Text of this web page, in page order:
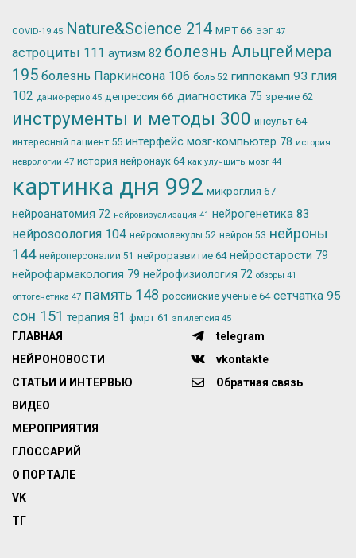
COVID-19 45 Nature&Science 214 МРТ66 ЭЭГ 47
астроциты 111 аутизм 82 болезнь Альцгеймера
195 болезнь Паркинсона 106 боль 52 гиппокамп 93 глия
102 данио-рерио 45 депрессия 66 диагностика 75 зрение 62
инструменты и методы 300 инсульт 64
интересный пациент 55 интерфейс мозг-компьютер 78 история
неврологии 47 история нейронаук 64 как улучшить мозг 44
картинка дня 992 микроглия 67
нейроанатомия 72 нейровизуализация 41 нейрогенетика 83
нейрозоология 104 нейромолекулы 52 нейрон 53 нейроны
144 нейроперсоналии 51 нейроразвитие 64 нейростарости 79
нейрофармакология 79 нейрофизиология 72 обзоры 41
оптогенетика 47 память 148 российские учёные 64 сетчатка 95
сон 151 терапия 81 фмрт 61 эпилепсия 45
ГЛАВНАЯ
НЕЙРОНОВОСТИ
СТАТЬИ И ИНТЕРВЬЮ
ВИДЕО
МЕРОПРИЯТИЯ
ГЛОССАРИЙ
О ПОРТАЛЕ
VK
ТГ
telegram
vkontakte
Обратная связь